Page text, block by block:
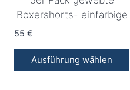
können
auf
der
Produktseite
Boxershorts- einfarbige
55 €
Ausführung wählen